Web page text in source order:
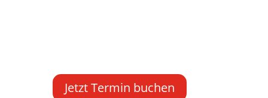
Jetzt Termin buchen